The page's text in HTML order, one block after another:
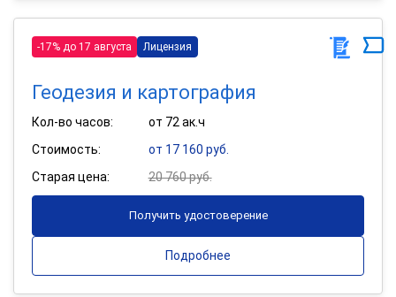
-17% до 17 августа Лицензия
Геодезия и картография
Кол-во часов:
от 72 ак.ч
Стоимость:
от 17 160 руб.
Старая цена:
20 760 руб.
Получить удостоверение
Подробнее